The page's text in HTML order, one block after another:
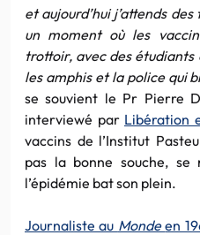
et aujourd’hui j’attends
un moment où les
trottoir, avec des
les amphis et la police qui
se souvient le Pr Pierre
interviewé par Libération
vaccins de l’Institut
pas la bonne souche,
l’épidémie bat son plein.
Journaliste au Mondeen